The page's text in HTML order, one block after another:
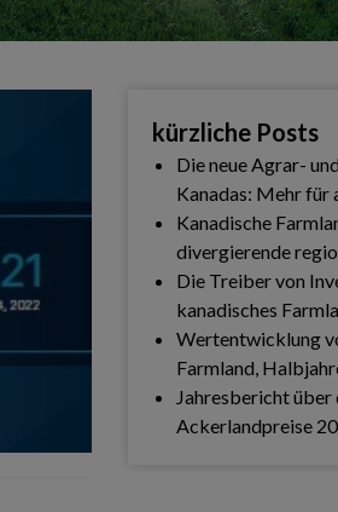
kürzliche Posts
Die neue Agrar-
Kanadas: Mehr für
Kanadische
divergierende
Die Treiber von
kanadisches
Wertentwicklung
Farmland,
Jahresbericht über
Ackerlandpreise